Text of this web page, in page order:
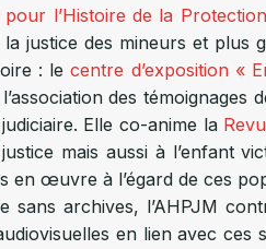
pour l’Histoire de la
justice des mineurs et plus
: lecentre d’exposition «
des
Elle co-anime la
mais aussi à l’enfant
en œuvre à l’égard de ces
sans archives, l’AHPJM
en lien avec